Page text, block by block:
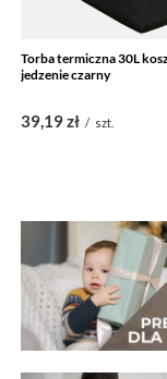
Torba termiczna 30L
jedzenie czarny
39,19 zł / szt.